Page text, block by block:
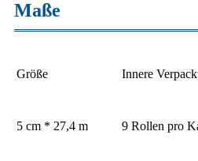
Maße
Größe Innere
5 cm * 27,4 m 9 Rollen pro